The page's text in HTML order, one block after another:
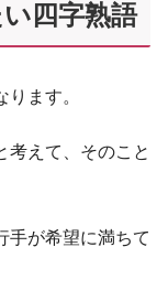
四字熟語
ます。
考えて、そのこと
手が希望に満ちて